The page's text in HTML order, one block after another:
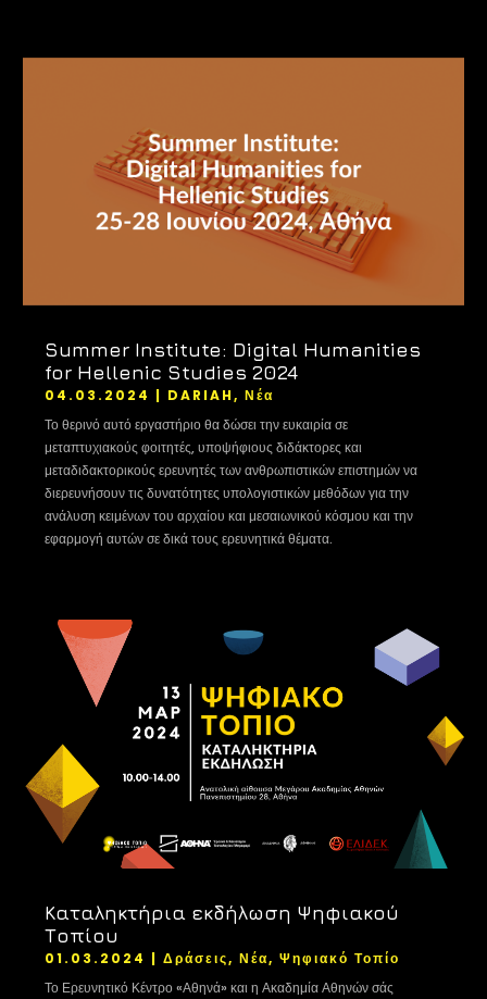
Summer Institute: Digital Humanities
for Hellenic Studies 2024
04.03.2024 | DARIAH,Νέα
Το θερινό αυτό εργαστήριο θα δώσει την ευκαιρία σε
μεταπτυχιακούς φοιτητές, υποψήφιους διδάκτορες και
μεταδιδακτορικούς ερευνητές των ανθρωπιστικών επιστημών να
διερευνήσουν τις δυνατότητες υπολογιστικών μεθόδων για την
ανάλυση κειμένων του αρχαίου και μεσαιωνικού κόσμου και την
εφαρμογή αυτών σε δικά τους ερευνητικά θέματα.
Καταληκτήρια εκδήλωση Ψηφιακού
Τοπίου
01.03.2024 |Δράσεις,Νέα,Ψηφιακό Τοπίο
Το Ερευνητικό Κέντρο «Αθηνά» και η Ακαδημία Αθηνών σάς